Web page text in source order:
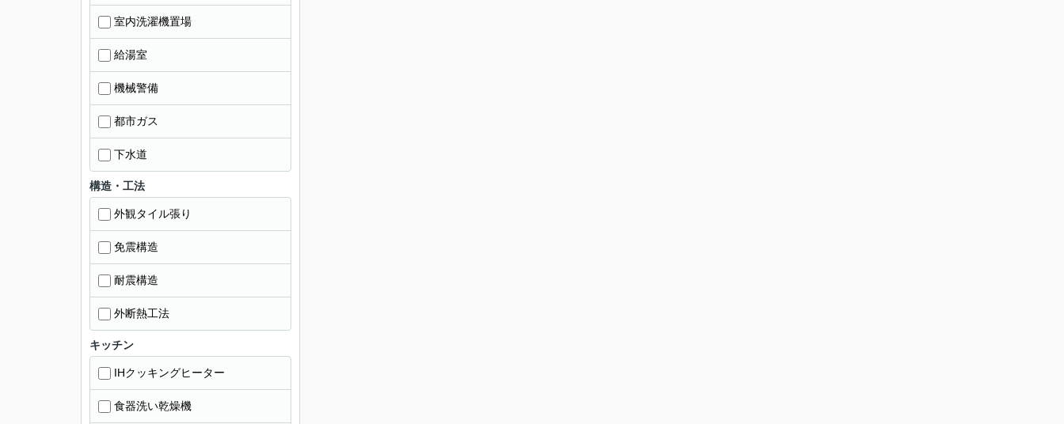
室内洗濯機置場
給湯室
機械警備
都市ガス
下水道
構造・工法
外観タイル張り
免震構造
耐震構造
外断熱工法
キッチン
IHクッキングヒーター
食器洗い乾燥機